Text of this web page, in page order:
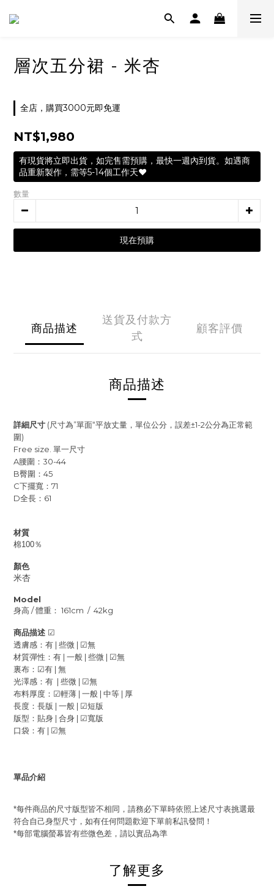
層次五分裙 - 米杏
全店，購買3000元即免運
NT$1,980
有現貨將立即出貨，如完售需預購，最快一週內到貨。如遇商
品重新製作，需等5-14個工作天❤️
數量
現在預購
商品描述
送貨及付款方
式
顧客評價
商品描述
詳細尺寸 (尺寸為”單面“平放丈量，單位公分，誤差±1-2公分為正常範
圍)
Free size. 單一尺寸
A腰圍：30-44
B臀圍：45
C下擺寬：71
D全長：61
材質
棉100％
顏色
米杏
Model
身高/體重： 161cm / 42kg
商品描述 ☑
透膚感：有 | 些微 | ☑無
材質彈性：有 | 一般 | 些微 | ☑無
裏布： ☑有 | 無
光澤感：有 | 些微 | ☑無
布料厚度： ☑輕薄 | 一般 | 中等 | 厚
長度： 長版 | 一般 | ☑短版
版型：貼身 | 合身 | ☑寬版
口袋：有 | ☑無
單品介紹
*每件商品的尺寸版型皆不相同，請務必下單時依照上述尺寸表挑選最
符合自己身型尺寸，如有任何問題歡迎下單前私訊發問！
*每部電腦螢幕皆有些微色差，請以實品為準
了解更多